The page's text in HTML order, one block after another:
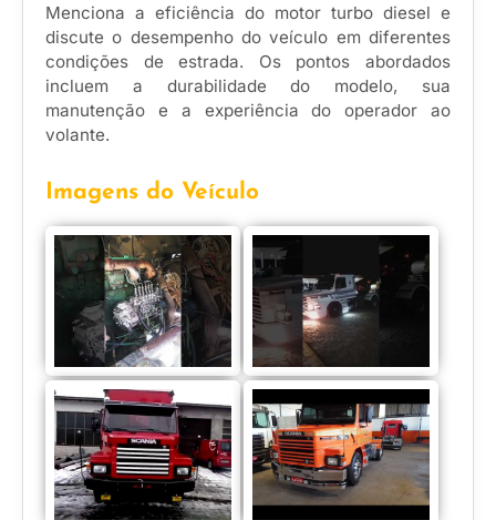
Menciona a eficiência do motor turbo diesel e
discute o desempenho do veículo em diferentes
condições de estrada. Os pontos abordados
incluem a durabilidade do modelo, sua
manutenção e a experiência do operador ao
volante.
Imagens do Veículo